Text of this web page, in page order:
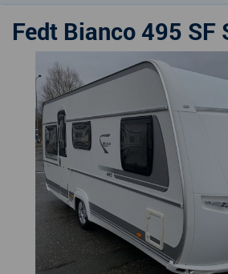
PRODANÉ KARAVANY
PŮJČOVNA KARAVANŮ
DOPLŇKY PRO KARAVANY
SERVIS KARAVANŮ
KONTAKT
Fedt Bianco 495 SF